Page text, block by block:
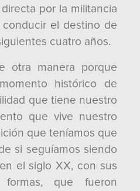
por la militancia
el destino de
cuatro años.
otra manera porque
histórico de
que tiene nuestro
que vive nuestro
que teníamos que
si seguíamos siendo
el siglo XX, con sus
que fueron